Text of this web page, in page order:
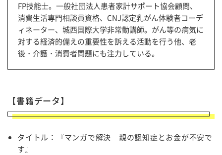
FP技能士。一般社団法人患者家計サポート協会顧問、
消費生活専門相談員資格、CNJ認定乳がん体験者コーデ
ィネーター、城西国際大学非常勤講師。がん等の病気に
対する経済的備えの重要性を訴える活動を行う他、老
後・介護・消費者問題にも注力している。
【書籍データ】
タイトル：『マンガで解決 親の認知症とお金が不安で
す』